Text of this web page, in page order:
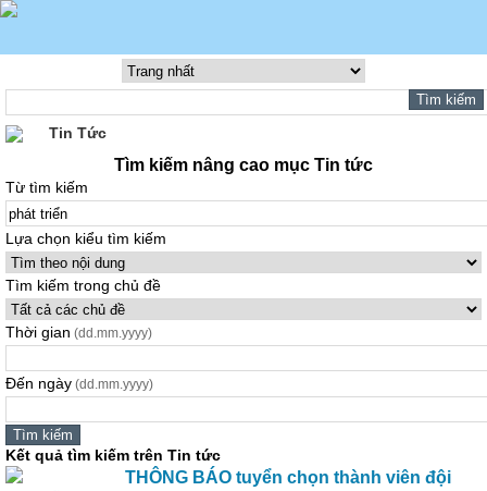
Tin Tức
Tìm kiếm nâng cao mục Tin tức
Từ tìm kiếm
Lựa chọn kiểu tìm kiếm
Tìm kiếm trong chủ đề
Thời gian (dd.mm.yyyy)
Đến ngày (dd.mm.yyyy)
Kết quả tìm kiếm trên Tin tức
THÔNG BÁO tuyển chọn thành viên đội